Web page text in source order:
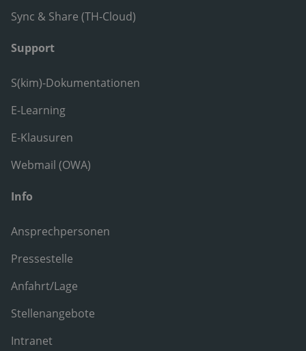
Sync & Share (TH-Cloud)
Support
S(kim)-Dokumentationen
E-Learning
E-Klausuren
Webmail (OWA)
Info
Ansprechpersonen
Pressestelle
Anfahrt/Lage
Stellenangebote
Intranet